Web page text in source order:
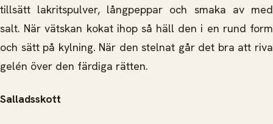
tillsätt lakritspulver, långpeppar och smaka av med
salt. När vätskan kokat ihop så häll den i en rund form
och sätt på kylning. När den stelnat går det bra att riva
gelén över den färdiga rätten.
Salladsskott